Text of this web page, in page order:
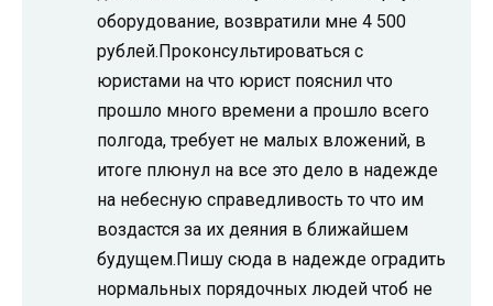
оборудование, возвратили мне 4 500
рублей.Проконсультироваться с
юристами на что юрист пояснил что
прошло много времени а прошло всего
полгода, требует не малых вложений, в
итоге плюнул на все это дело в надежде
на небесную справедливость то что им
воздастся за их деяния в ближайшем
будущем.Пишу сюда в надежде оградить
нормальных порядочных людей чтоб не